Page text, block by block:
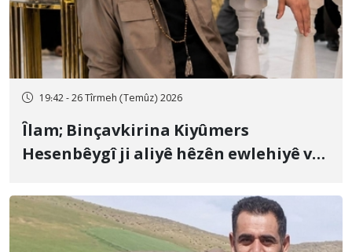
19:42 - 26 Tîrmeh (Temûz) 2026
Îlam; Binçavkirina Kiyûmers
Hesenbêygî ji aliyê hêzên ewlehiyê ve